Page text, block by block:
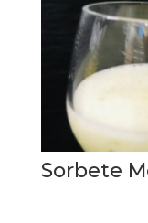
Sorbete